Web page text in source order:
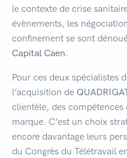
le contexte de crise
évènements, les
confinement se sont
Capital Caen.
Pour ces deux spécialistes
l’acquisition de
clientèle, des
marque. C’est un choix
encore davantage leurs
du Congrès du Télétravail